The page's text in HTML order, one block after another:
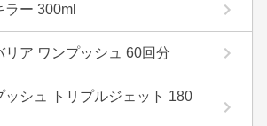
ラー 300ml
リア ワンプッシュ 60回分
ッシュ トリプルジェット 180